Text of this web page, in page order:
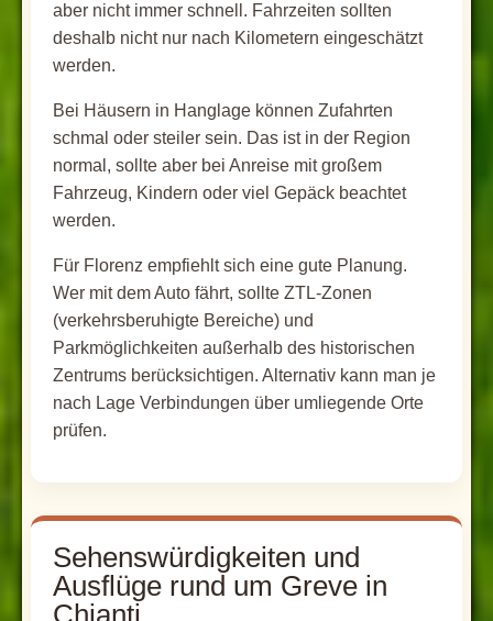
aber nicht immer schnell. Fahrzeiten sollten
deshalb nicht nur nach Kilometern eingeschätzt
werden.
Bei Häusern in Hanglage können Zufahrten
schmal oder steiler sein. Das ist in der Region
normal, sollte aber bei Anreise mit großem
Fahrzeug, Kindern oder viel Gepäck beachtet
werden.
Für Florenz empfiehlt sich eine gute Planung.
Wer mit dem Auto fährt, sollte ZTL-Zonen
(verkehrsberuhigte Bereiche) und
Parkmöglichkeiten außerhalb des historischen
Zentrums berücksichtigen. Alternativ kann man je
nach Lage Verbindungen über umliegende Orte
prüfen.
Sehenswürdigkeiten und
Ausflüge rund um Greve in
Chianti